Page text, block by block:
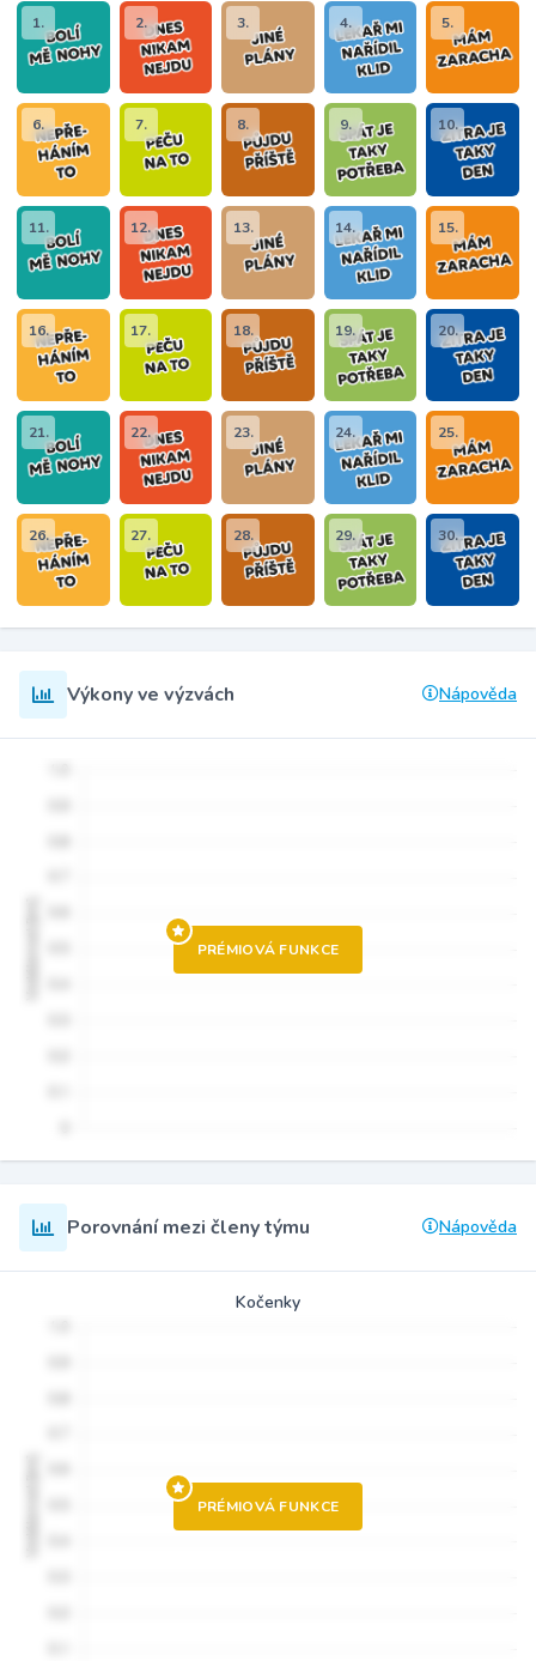
1. 2. 3. 4. 5.
6. 7. 8. 9. 10.
11. 12. 13. 14. 15.
16. 17. 18. 19. 20.
21. 22. 23. 24. 25.
26. 27. 28. 29. 30.
Výkony ve výzvách Nápověda
PRÉMIOVÁ FUNKCE
Porovnání mezi členy týmu Nápověda
Kočenky
PRÉMIOVÁ FUNKCE